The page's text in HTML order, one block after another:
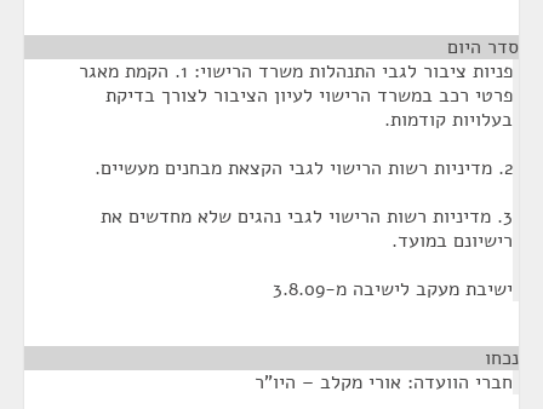
סדר היום
פניות ציבור לגבי התנהלות משרד הרישוי: 1. הקמת מאגר
פרטי רכב במשרד הרישוי לעיון הציבור לצורך בדיקת
בעלויות קודמות.
2. מדיניות רשות הרישוי לגבי הקצאת מבחנים מעשיים.
3. מדיניות רשות הרישוי לגבי נהגים שלא מחדשים את
רישיונם במועד.
ישיבת מעקב לישיבה מ-3.8.09
נכחו
חברי הוועדה: אורי מקלב – היו"ר